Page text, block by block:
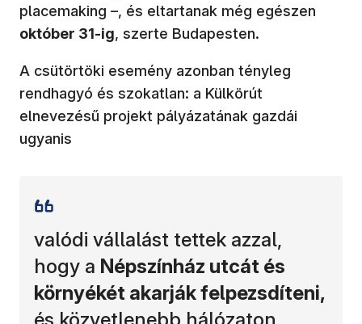
placemaking –, és eltartanak még egészen
október 31-ig, szerte Budapesten.
A csütörtöki esemény azonban tényleg
rendhagyó és szokatlan: a Külkörút
elnevezésű projekt pályázatának gazdái
ugyanis
valódi vállalást tettek azzal,
hogy a Népszínház utcát és
környékét akarják felpezsdíteni,